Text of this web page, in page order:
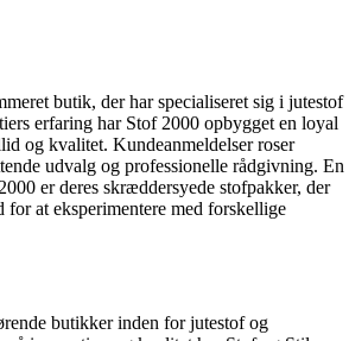
butik, der har specialiseret sig i jutestof
erfaring har Stof 2000 opbygget en loyal
og kvalitet. Kundeanmeldelser roser
udvalg og professionelle rådgivning. En
er deres skræddersyede stofpakker, der
for at eksperimentere med forskellige
butikker inden for jutestof og